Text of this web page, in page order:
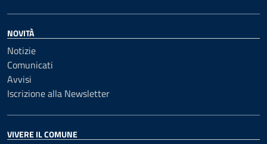
NOVITÀ
Notizie
Comunicati
Avvisi
Iscrizione alla Newsletter
VIVERE IL COMUNE